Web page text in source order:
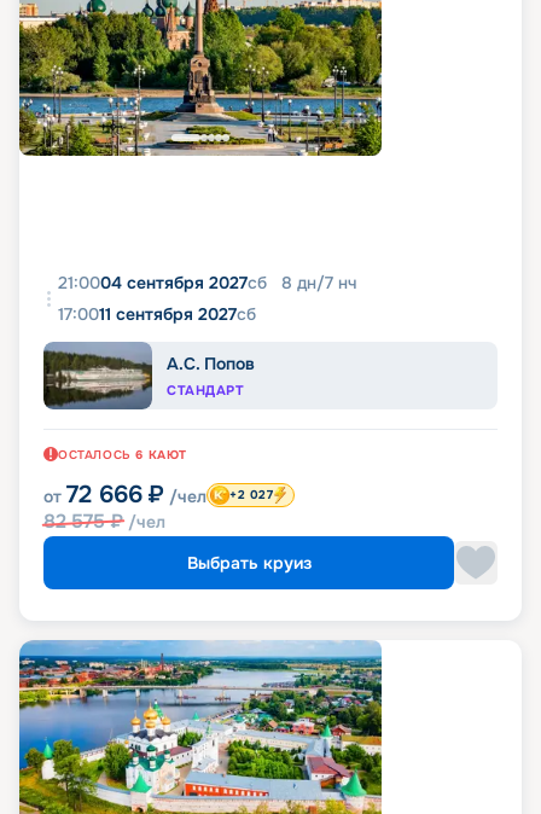
21:0004 сентября 2027сб 8 дн/7 нч
17:0011 сентября 2027сб
А.С. Попов
СТАНДАРТ
ОСТАЛОСЬ 6 КАЮТ
от 72 666 ₽ /чел
82 575₽ /чел
+2 027
Выбрать круиз